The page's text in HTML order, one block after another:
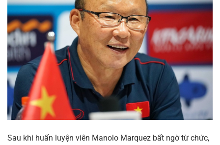
Sau khi huấn luyện viên Manolo Marquez bất ngờ từ chức,